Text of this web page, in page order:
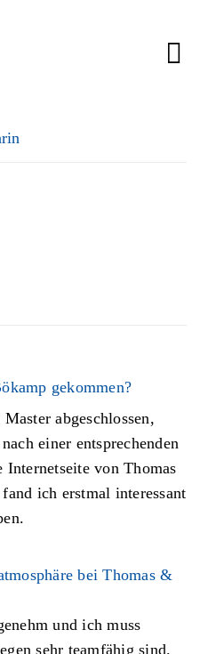
gekommen?
abgeschlossen,
einer entsprechenden
von Thomas
ich erstmal interessant
bei Thomas &
und ich muss
sehr teamfähig sind.